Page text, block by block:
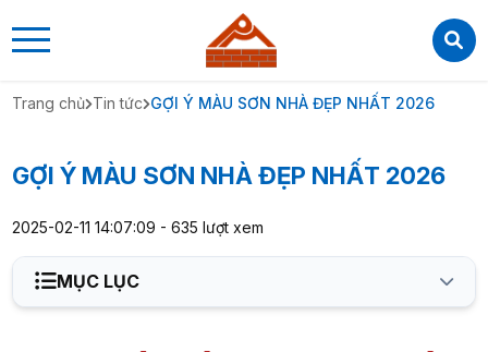
CTY TNHH THIẾT KẾ XÂY DỰNG PHÁT MỸ
CTY TNHH THIẾT KẾ XÂY DỰNG PHÁT MỸ
0909184272
Trang chủ Tin tức GỢI Ý MÀU SƠN NHÀ ĐẸP NHẤT 2026
GỢI Ý MÀU SƠN NHÀ ĐẸP NHẤT 2026
2025-02-11 14:07:09 - 635 lượt xem
MỤC LỤC